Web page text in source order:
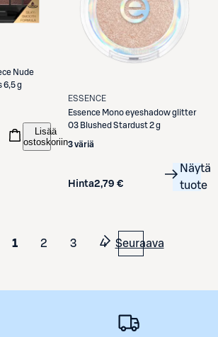
Nude
6,5 g
Lisää
ostoskoriin
ESSENCE
Essence Mono eyeshadow glitter
03 Blushed Stardust 2 g
3 väriä
Hinta2,79 €
Näytä
tuote
1 2 3 4 Seuraava